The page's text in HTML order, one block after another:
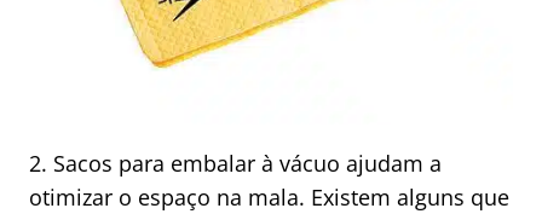
2. Sacos para embalar à vácuo ajudam a
otimizar o espaço na mala. Existem alguns que